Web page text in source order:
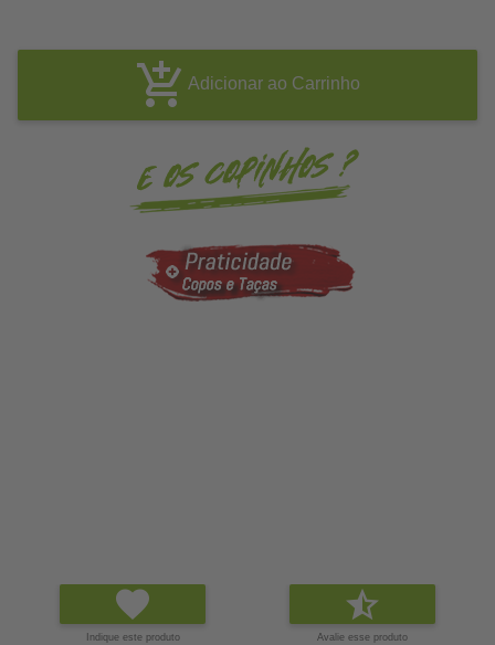
Adicionar ao Carrinho
Indique este produto Avalie esse produto